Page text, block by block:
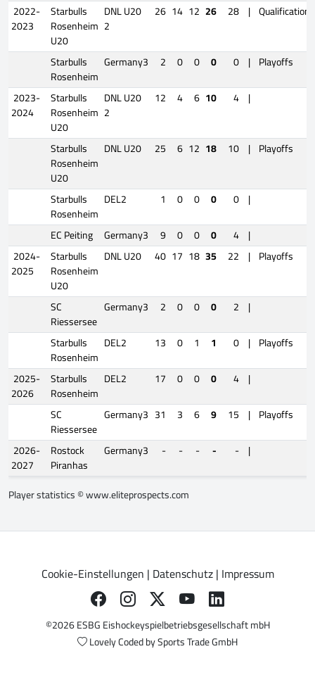
2022-
2023
Starbulls
Rosenheim
U20
DNL U20
2
26 14 12 26 28 | Qualification
Starbulls
Rosenheim
Germany3 2 0 0 0 0 | Playoffs
2023-
2024
Starbulls
Rosenheim
U20
DNL U20
2
12 4 6 10 4 |
Starbulls
Rosenheim
U20
DNL U20 25 6 12 18 10 | Playoffs
Starbulls
Rosenheim
DEL2 1 0 0 0 0 |
EC Peiting
Germany3 9 0 0 0 4 |
2024-
2025
Starbulls
Rosenheim
U20
DNL U20 40 17 18 35 22 | Playoffs
SC
Riessersee
Germany3 2 0 0 0 2 |
Starbulls
Rosenheim
DEL2 13 0 1 1 0 | Playoffs
2025-
2026
Starbulls
Rosenheim
DEL2 17 0 0 0 4 |
SC
Riessersee
Germany3 31 3 6 9 15 | Playoffs
2026-
2027
Rostock
Piranhas
Germany3 - - - - - |
Player statistics ©www.eliteprospects.com
Cookie-Einstellungen | Datenschutz| Impressum
©2026 ESBG Eishockeyspielbetriebsgesellschaft mbH
Lovely Coded bySports Trade GmbH